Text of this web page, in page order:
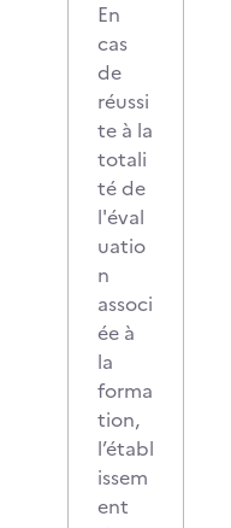
En
cas
de
réussi
te à la
totali
té de
l'éval
uatio
n
associ
ée à
la
forma
tion,
l’établ
issem
ent